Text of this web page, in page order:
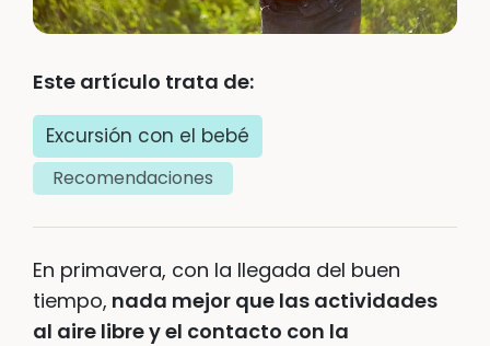
Este artículo trata de:
Excursión con el bebé
Recomendaciones
En primavera, con la llegada del buen
tiempo, nada mejor que las actividades
al aire libre y el contacto con la